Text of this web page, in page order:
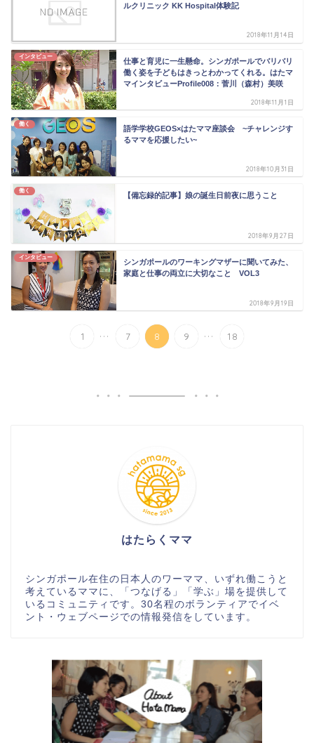
ルクリニック KK Hospital体験記
2018年11月14日
インタビュー
仕事と育児に一生懸命。シンガポールでバリバリ
働く姿を子どもはきっとわかってくれる。はたマ
マインタビューProfile008：菅川（森村）美咲
2018年11月1日
働く
語学学校GEOS×はたママ座談会 ~チャレンジす
るママを応援したい~
2018年10月31日
働く
【備忘録的記事】娘の誕生日前夜に思うこと
2018年9月27日
インタビュー
シンガポールのワーキングマザーに聞いてみた、
家庭と仕事の両立に大切なこと VOL3
2018年9月19日
1 ... 7 8 9 ... 18
はたらくママ
シンガポール在住の日本人のワーママ、いずれ働こうと
考えているママに、「つなげる」「学ぶ」場を提供して
いるコミュニティです。30名程のボランティアでイベ
ント・ウェブページでの情報発信をしています。